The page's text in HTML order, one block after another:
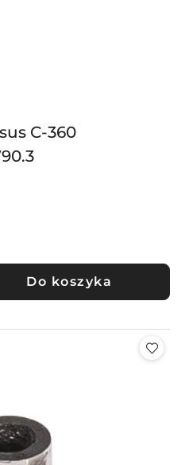
C-360
Do koszyka